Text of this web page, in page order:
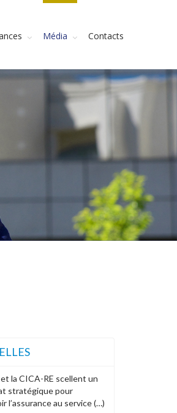
Média Contacts
la CICA-RE scellent un
stratégique pour
l’assurance au service (…)